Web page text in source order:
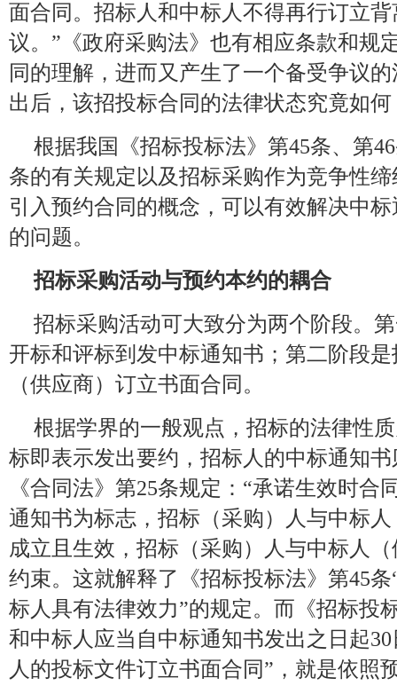
面合同。招标人和中标人不得再行订立
议。”《政府采购法》也有相应条款和规
同的理解，进而又产生了一个备受争议
出后，该招投标合同的法律状态究竟如何
根据我国《招标投标法》第45条、第
条的有关规定以及招标采购作为竞争性
引入预约合同的概念，可以有效解决中
的问题。
招标采购活动与预约本约的耦合
招标采购活动可大致分为两个阶段。
开标和评标到发中标通知书；第二阶段
（供应商）订立书面合同。
根据学界的一般观点，招标的法律性
标即表示发出要约，招标人的中标通知
《合同法》第25条规定：“承诺生效时合
通知书为标志，招标（采购）人与中标
成立且生效，招标（采购）人与中标人
约束。这就解释了《招标投标法》第45
标人具有法律效力”的规定。而《招标投
和中标人应当自中标通知书发出之日起
人的投标文件订立书面合同”，就是依照